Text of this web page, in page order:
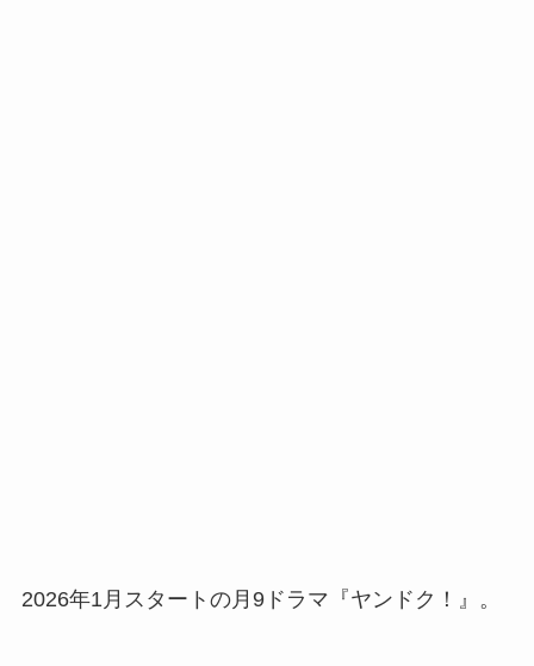
2026年1月スタートの月9ドラマ『ヤンドク！』。